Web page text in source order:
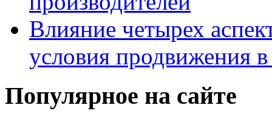
Влияние четырех
условия продвижения
Популярное на сайте